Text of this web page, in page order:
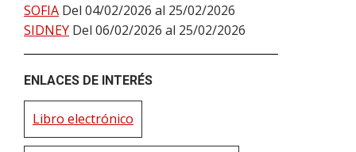
SOFIA Del 04/02/2026 al 25/02/2026
SIDNEY Del 06/02/2026 al 25/02/2026
ENLACES DE INTERÉS
Libro electrónico